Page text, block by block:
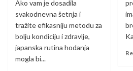
Ako vam je dosadila
svakodnevna šetnja i
tražite efikasniju metodu za
bolju kondiciju i zdravlje,
japanska rutina hodanja
mogla bi...